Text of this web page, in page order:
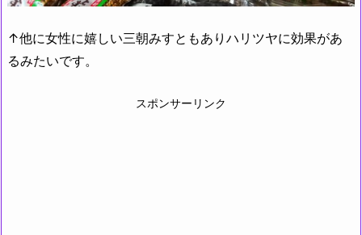
↑他に女性に嬉しい三朝みすともありハリツヤに効果があ
るみたいです。
スポンサーリンク